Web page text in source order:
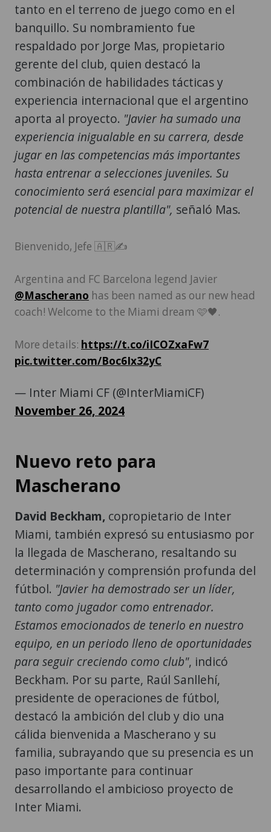
tanto en el terreno de juego como en el
banquillo. Su nombramiento fue
respaldado por Jorge Mas, propietario
gerente del club, quien destacó la
combinación de habilidades tácticas y
experiencia internacional que el argentino
aporta al proyecto. "Javier ha sumado una
experiencia inigualable en su carrera, desde
jugar en las competencias más importantes
hasta entrenar a selecciones juveniles. Su
conocimiento será esencial para maximizar el
potencial de nuestra plantilla", señaló Mas.
Bienvenido, Jefe 🇦🇷✍️
Argentina and FC Barcelona legend Javier
@Mascherano has been named as our new head
coach! Welcome to the Miami dream 🩷🖤.
More details: https://t.co/iICOZxaFw7
pic.twitter.com/Boc6Ix32yC
— Inter Miami CF (@InterMiamiCF)
November 26, 2024
Nuevo reto para
Mascherano
David Beckham, copropietario de Inter
Miami, también expresó su entusiasmo por
la llegada de Mascherano, resaltando su
determinación y comprensión profunda del
fútbol. "Javier ha demostrado ser un líder,
tanto como jugador como entrenador.
Estamos emocionados de tenerlo en nuestro
equipo, en un periodo lleno de oportunidades
para seguir creciendo como club", indicó
Beckham. Por su parte, Raúl Sanllehí,
presidente de operaciones de fútbol,
destacó la ambición del club y dio una
cálida bienvenida a Mascherano y su
familia, subrayando que su presencia es un
paso importante para continuar
desarrollando el ambicioso proyecto de
Inter Miami.